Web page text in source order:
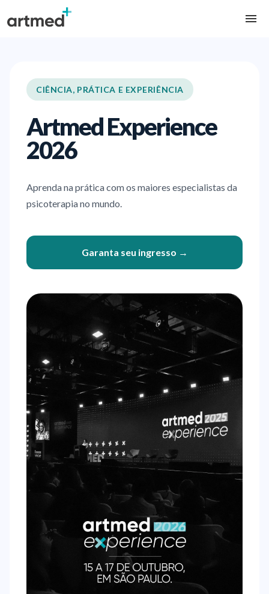
CIÊNCIA, PRÁTICA E EXPERIÊNCIA
Artmed Experience
2026
Aprenda na prática com os maiores especialistas da
psicoterapia no mundo.
Garanta seu ingresso →